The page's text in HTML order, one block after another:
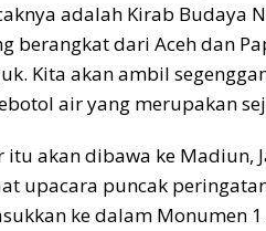
adalah Kirab Budaya
berangkat dari Aceh dan
Kita akan ambil
air yang merupakan
itu akan dibawa ke Madiun,
upacara puncak
ke dalam Monumen